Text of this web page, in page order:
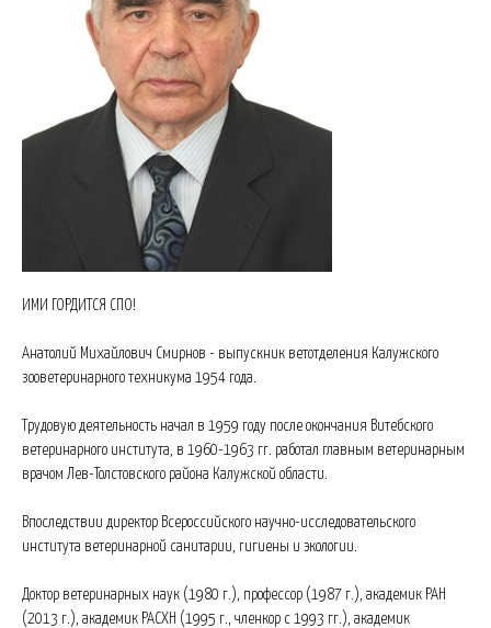
ИМИ ГОРДИТСЯ СПО!
Анатолий Михайлович Смирнов - выпускник ветотделения Калужского
зооветеринарного техникума 1954 года.
Трудовую деятельность начал в 1959 году после окончания Витебского
ветеринарного института, в 1960-1963 гг. работал главным ветеринарным
врачом Лев-Толстовского района Калужской области.
Впоследствии директор Всероссийского научно-исследовательского
института ветеринарной санитарии, гигиены и экологии.
Доктор ветеринарных наук (1980 г.), профессор (1987 г.), академик РАН
(2013 г.), академик РАСХН (1995 г., членкор с 1993 гг.), академик